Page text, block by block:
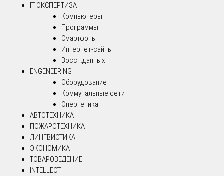
IT ЭКСПЕРТИЗА
Компьютеры
Программы
Смартфоны
Интернет-сайты
Восст.данных
ENGENEERING
Оборудование
Коммунальные сети
Энергетика
АВТОТЕХНИКА
ПОЖАРОТЕХНИКА
ЛИНГВИСТИКА
ЭКОНОМИКА
ТОВАРОВЕДЕНИЕ
INTELLECT